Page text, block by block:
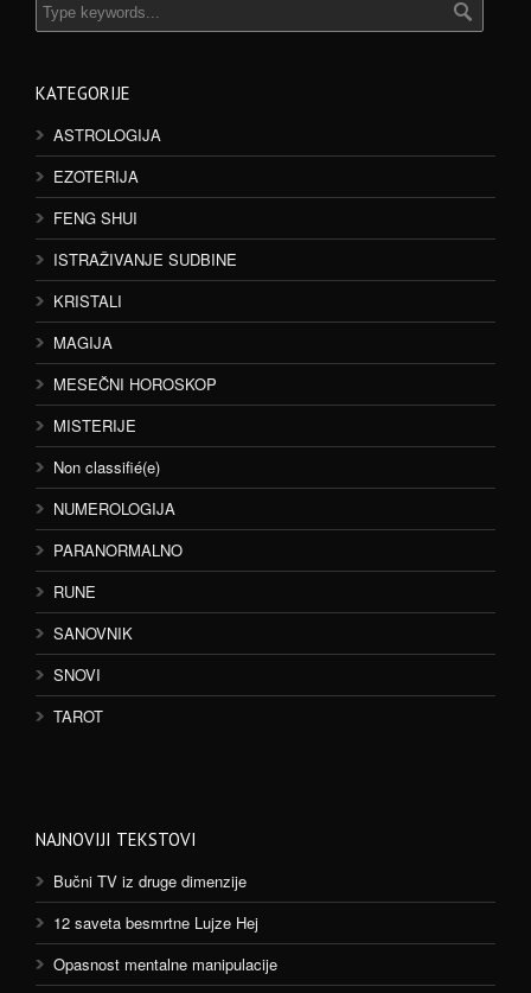
KATEGORIJE
ASTROLOGIJA
EZOTERIJA
FENG SHUI
ISTRAŽIVANJE SUDBINE
KRISTALI
MAGIJA
MESEČNI HOROSKOP
MISTERIJE
Non classifié(e)
NUMEROLOGIJA
PARANORMALNO
RUNE
SANOVNIK
SNOVI
TAROT
NAJNOVIJI TEKSTOVI
Bučni TV iz druge dimenzije
12 saveta besmrtne Lujze Hej
Opasnost mentalne manipulacije